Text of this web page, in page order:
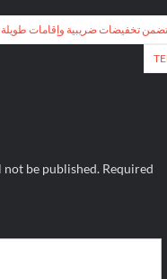
تخفيضات ضريبية وإقامات طويلة
be published. Required